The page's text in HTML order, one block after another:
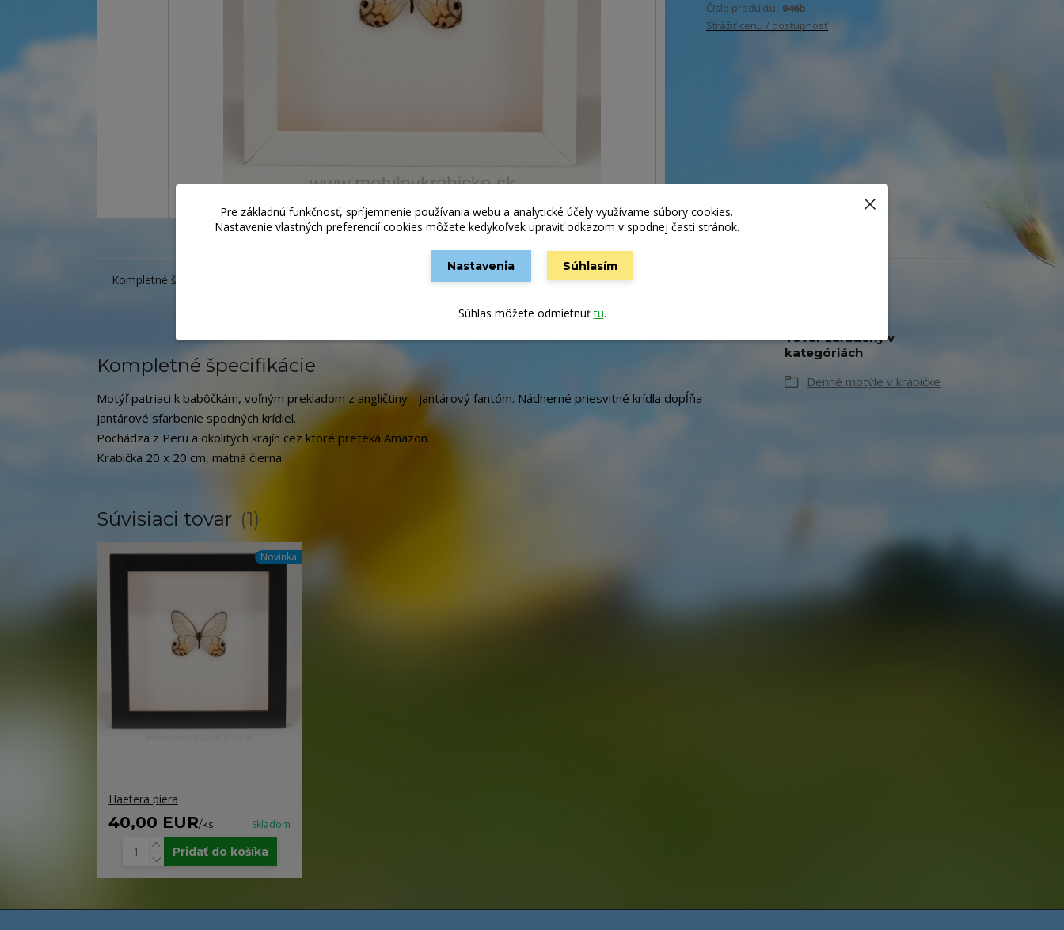
Číslo produktu: 046b
Strážiť cenu / dostupnosť
Kompletné špecifikácie
Kompletné špecifikácie
Motýľ patriaci k babôčkám, voľným prekladom z angličtiny - jantárový fantóm. Nádherné priesvitné krídla dopĺňa
jantárové sfarbenie spodných krídiel.
Pochádza z Peru a okolitých krajín cez ktoré preteká Amazon.
Krabička 20 x 20 cm, matná čierna
Tovar zaradený v
kategóriách
Denné motýle v krabičke
Súvisiaci tovar 1
Novinka
Haetera piera
40,00 EUR/ks Skladom
Pridať do košíka
Pre základnú funkčnosť, spríjemnenie používania webu a analytické účely využívame súbory cookies.
Nastavenie vlastných preferencií cookies môžete kedykoľvek upraviť odkazom v spodnej časti stránok.
Nastavenia Súhlasím
Súhlas môžete odmietnuťtu.